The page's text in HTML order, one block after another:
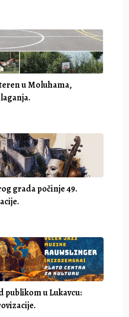
u Moluhama,
grada počinje 49.
publikom u Lukavcu: